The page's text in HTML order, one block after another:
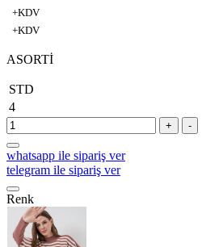
+KDV
+KDV
ASORTİ
STD
4
+ -
whatsapp ile sipariş ver
telegram ile sipariş ver
Renk